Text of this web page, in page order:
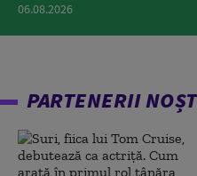
06.08.2026
PARTENERII